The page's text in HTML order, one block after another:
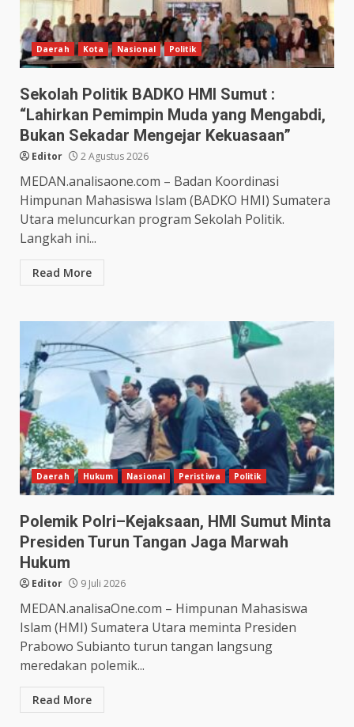
Daerah Kota Nasional Politik
Sekolah Politik BADKO HMI Sumut :
“Lahirkan Pemimpin Muda yang Mengabdi,
Bukan Sekadar Mengejar Kekuasaan”
Editor 2 Agustus 2026
MEDAN.analisaone.com – Badan Koordinasi
Himpunan Mahasiswa Islam (BADKO HMI) Sumatera
Utara meluncurkan program Sekolah Politik.
Langkah ini...
Read More
Daerah Hukum Nasional Peristiwa Politik
Polemik Polri–Kejaksaan, HMI Sumut Minta
Presiden Turun Tangan Jaga Marwah
Hukum
Editor 9 Juli 2026
MEDAN.analisaOne.com – Himpunan Mahasiswa
Islam (HMI) Sumatera Utara meminta Presiden
Prabowo Subianto turun tangan langsung
meredakan polemik...
Read More